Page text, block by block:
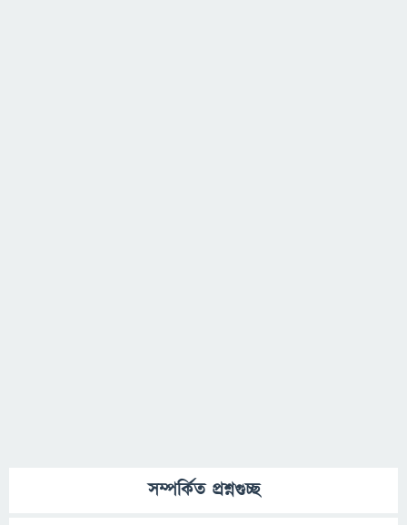
সম্পর্কিত প্রশ্নগুচ্ছ